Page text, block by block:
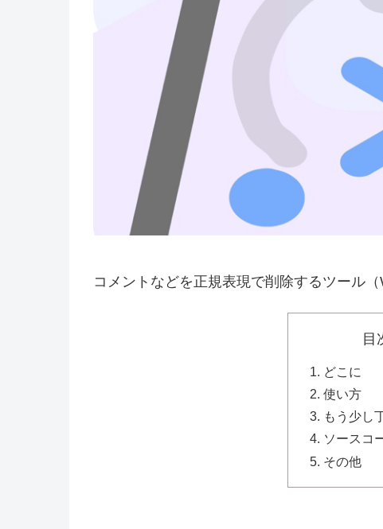
コメントなどを正規表現で削除するツール（
目
どこに
使い方
もう少し
ソースコ
その他